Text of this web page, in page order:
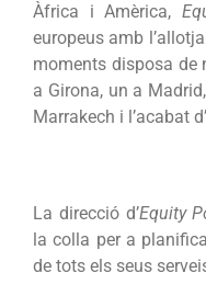
Àfrica i Amèrica,
europeus amb
moments disposa de
a Girona, un a
Marrakech i l’acabat
La direcció d’Equity
la colla per a
de tots els seus